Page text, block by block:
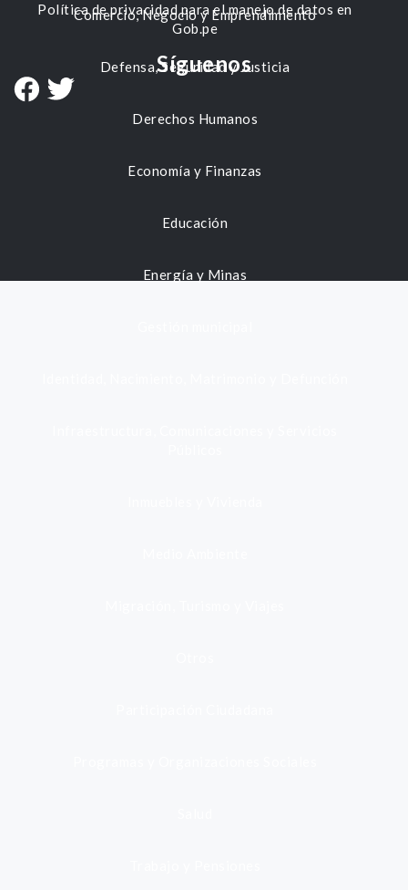
Comercio, Negocio y Emprendimiento
Defensa, Seguridad y Justicia
Derechos Humanos
Economía y Finanzas
Educación
Energía y Minas
Política de privacidad para el manejo de datos en
Gob.pe
Síguenos